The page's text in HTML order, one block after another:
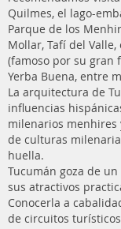
Quilmes, el lago-
Parque de los
Mollar, Tafí del Valle,
(famoso por su gran
Yerba Buena, entre
La arquitectura de
influencias
milenarios menhires
de culturas
huella.
Tucumán goza de
sus atractivos
Conocerla a
de circuitos